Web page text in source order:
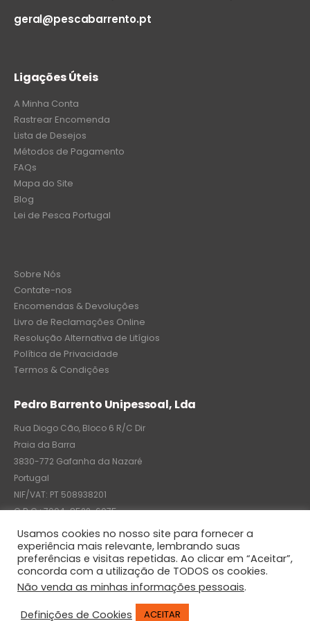
geral@pescabarrento.pt
Ligações Úteis
A Minha Conta
Rastrear Encomenda
Lista de Desejos
Métodos de Pagamento
FAQs
Mapa do Site
Blog
Lei de Pesca Portugal
Sobre Nós
Contate-nos
Encomendas & Devoluções
Livro de Reclamações Online
Resolução Alternativa de Litígios
Política de Privacidade
Termos & Condições
Pedro Barrento Unipessoal, Lda
Rua Diogo Cão, Bloco 6 R/C Dir
Praia da Barra
3830-772 Gafanha da Nazaré
Portugal
NIF/VAT: PT 508938201
C.R.C.: 7004-8522-6075
© Pedro Barrento Unipessoal, Lda. 2020. All Rights Reserved
Usamos cookies no nosso site para fornecer a
experiência mais relevante, lembrando suas
preferências e visitas repetidas. Ao clicar em “Aceitar”,
concorda com a utilização de TODOS os cookies.
Não venda as minhas informações pessoais.
Definições de Cookies
ACEITAR